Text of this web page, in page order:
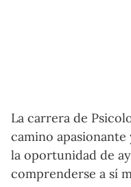
La carrera de
camino
la oportunidad de
comprenderse a sí